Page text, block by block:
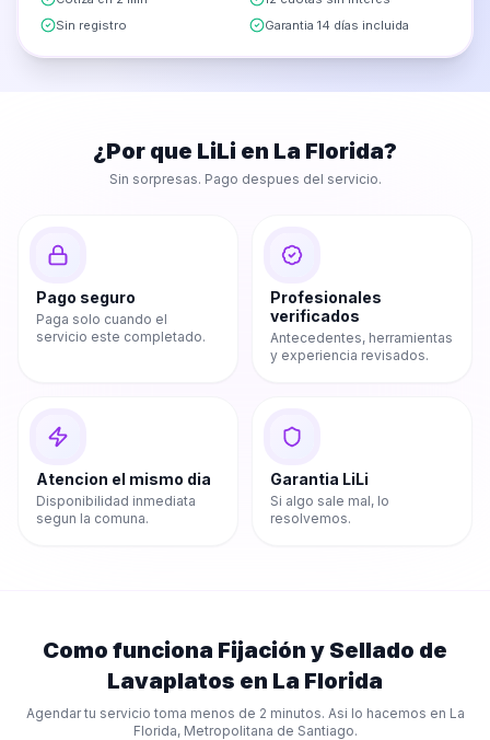
Sin registro
Garantia 14 días incluida
¿Por que LiLi en La Florida?
Sin sorpresas. Pago despues del servicio.
Pago seguro
Paga solo cuando el
servicio este completado.
Profesionales
verificados
Antecedentes, herramientas
y experiencia revisados.
Atencion el mismo dia
Disponibilidad inmediata
segun la comuna.
Garantia LiLi
Si algo sale mal, lo
resolvemos.
Como funciona Fijación y Sellado de
Lavaplatos en La Florida
Agendar tu servicio toma menos de 2 minutos. Asi lo hacemos en La
Florida, Metropolitana de Santiago.